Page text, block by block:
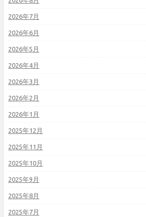
2026年7月
2026年6月
2026年5月
2026年4月
2026年3月
2026年2月
2026年1月
2025年12月
2025年11月
2025年10月
2025年9月
2025年8月
2025年7月